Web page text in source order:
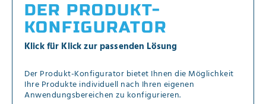
DER PRODUKT-
KONFIGURATOR
Klick für Klick zur passenden Lösung
Der Produkt-Konfigurator bietet Ihnen die Möglichkeit
Ihre Produkte individuell nach Ihren eigenen
Anwendungsbereichen zu konfigurieren.